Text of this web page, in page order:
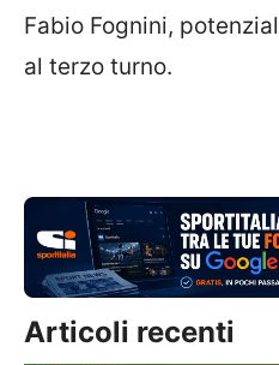
Fabio Fognini,
al terzo turno.
Articoli recenti